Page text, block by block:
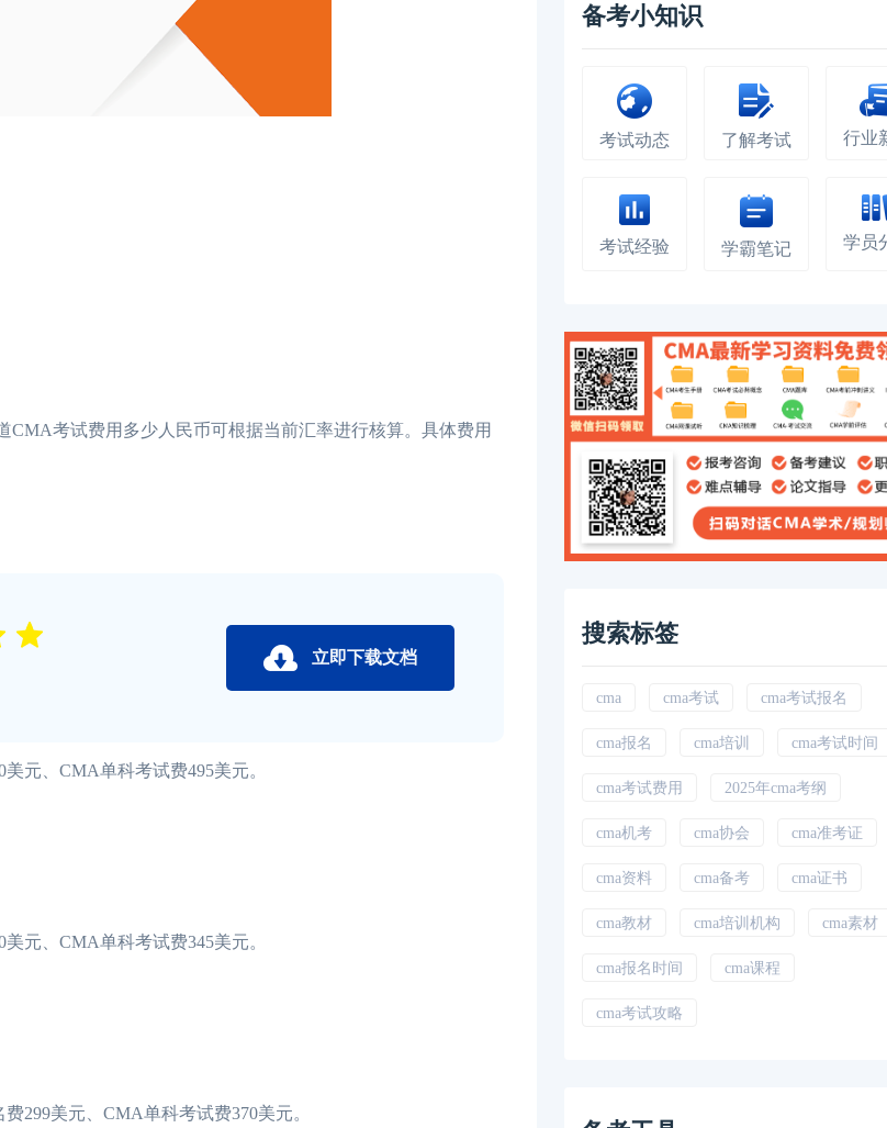
考试费用多少人民币可根据当前汇率进行核算。具体费用
立即下载文档
元、CMA单科考试费495美元。
元、CMA单科考试费345美元。
299美元、CMA单科考试费370美元。
备考小知识
考试动态 了解考试 行业
考试经验 学霸笔记 学员
搜索标签
cma cma考试 cma考试报名
cma报名 cma培训 cma考试时间
cma考试费用 2025年cma考纲
cma机考 cma协会 cma准考证
cma资料 cma备考 cma证书
cma教材 cma培训机构 cma素材
cma报名时间 cma课程
cma考试攻略